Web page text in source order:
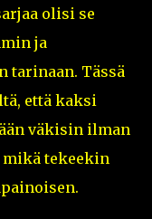
olisi se
ja
tarinaan. Tässä
että kaksi
väkisin ilman
mikä tekeekin